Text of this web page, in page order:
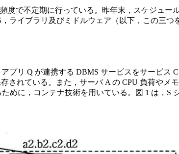
度で不定期に行っている。昨年末，スケジュー
ライブラリ及びミドルウェア（以下，この三つ
プリ Q が連携する DBMS サービスをサービス
れている。また，サーバ A の CPU 負荷やメ
めに，コンテナ技術を用いている。図 1 は，S